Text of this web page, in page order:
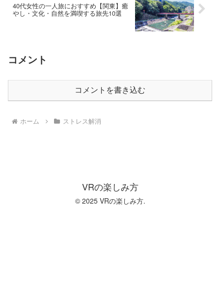
40代女性の一人旅におすすめ【関東】癒
やし・文化・自然を満喫する旅先10選
コメント
コメントを書き込む
ホーム ストレス解消
VRの楽しみ方
© 2025 VRの楽しみ方.